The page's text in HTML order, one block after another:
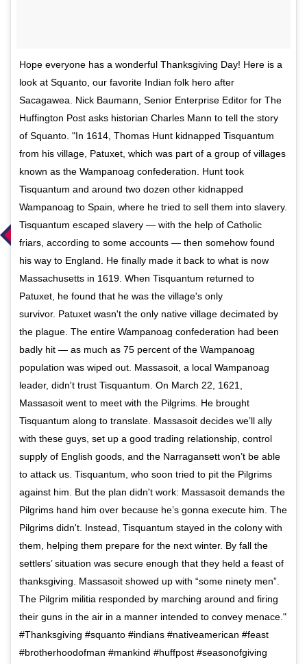
Hope everyone has a wonderful Thanksgiving Day! Here is a
look at Squanto, our favorite Indian folk hero after
Sacagawea. Nick Baumann, Senior Enterprise Editor for The
Huffington Post asks historian Charles Mann to tell the story
of Squanto. "In 1614, Thomas Hunt kidnapped Tisquantum
from his village, Patuxet, which was part of a group of villages
known as the Wampanoag confederation. Hunt took
Tisquantum and around two dozen other kidnapped
Wampanoag to Spain, where he tried to sell them into slavery.
Tisquantum escaped slavery — with the help of Catholic
friars, according to some accounts — then somehow found
his way to England. He finally made it back to what is now
Massachusetts in 1619. When Tisquantum returned to
Patuxet, he found that he was the village's only
survivor. Patuxet wasn't the only native village decimated by
the plague. The entire Wampanoag confederation had been
badly hit — as much as 75 percent of the Wampanoag
population was wiped out. Massasoit, a local Wampanoag
leader, didn't trust Tisquantum. On March 22, 1621,
Massasoit went to meet with the Pilgrims. He brought
Tisquantum along to translate. Massasoit decides we’ll ally
with these guys, set up a good trading relationship, control
supply of English goods, and the Narragansett won’t be able
to attack us. Tisquantum, who soon tried to pit the Pilgrims
against him. But the plan didn't work: Massasoit demands the
Pilgrims hand him over because he’s gonna execute him. The
Pilgrims didn't. Instead, Tisquantum stayed in the colony with
them, helping them prepare for the next winter. By fall the
settlers’ situation was secure enough that they held a feast of
thanksgiving. Massasoit showed up with “some ninety men”.
The Pilgrim militia responded by marching around and firing
their guns in the air in a manner intended to convey menace."
#Thanksgiving #squanto #indians #nativeamerican #feast
#brotherhoodofman #mankind #huffpost #seasonofgiving